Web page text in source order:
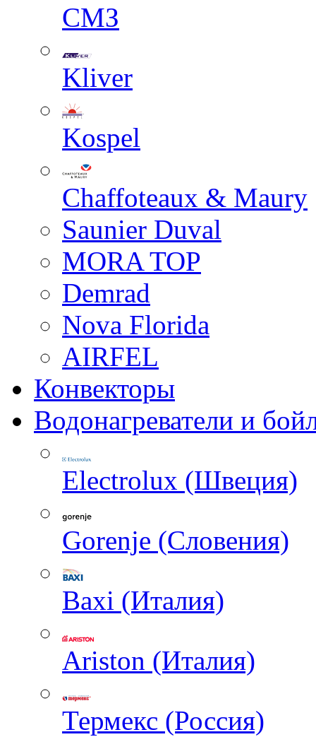
СМЗ
Kliver
Kospel
Chaffoteaux & Maury
Saunier Duval
MORA TOP
Demrad
Nova Florida
AIRFEL
Конвекторы
Водонагреватели и
Electrolux (Швеция)
Gorenje (Словения)
Baxi (Италия)
Ariston (Италия)
Термекс (Россия)